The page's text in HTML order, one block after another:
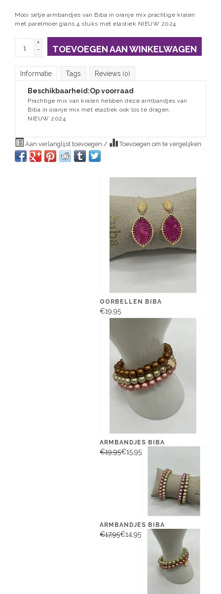
Mooi setje armbandjes van Biba in oranje mix prachtige kralen
met parelmoer glans 4 stuks met elastiek NIEUW 2024
+
-
TOEVOEGEN AAN WINKELWAGEN
Informatie Tags Reviews (0)
Beschikbaarheid:Op voorraad
Prachtige mix van kralen hebben deze armbandjes van
Biba in oranje mix met elastiek ook los te dragen.
NIEUW 2024
Aan verlanglijst toevoegen / Toevoegen om te vergelijken
OORBELLEN BIBA
€19,95
ARMBANDJES BIBA
€19,95€15,95
ARMBANDJES BIBA
€17,95€14,95